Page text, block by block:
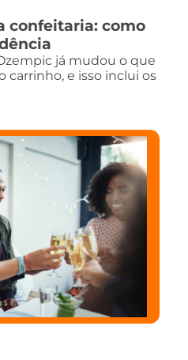
confeitaria: como
já mudou o que
carrinho, e isso inclui os